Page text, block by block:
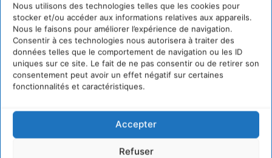
Nous utilisons des technologies telles que les cookies pour
stocker et/ou accéder aux informations relatives aux appareils.
Nous le faisons pour améliorer l’expérience de navigation.
Consentir à ces technologies nous autorisera à traiter des
données telles que le comportement de navigation ou les ID
uniques sur ce site. Le fait de ne pas consentir ou de retirer son
consentement peut avoir un effet négatif sur certaines
fonctionnalités et caractéristiques.
Accepter
Refuser
7 indicateurs pour des villes résilientes et durables,
adaptées au changement climatique
27 juillet 2026